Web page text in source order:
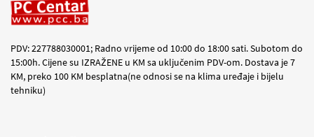
PDV: 227788030001; Radno vrijeme od 10:00 do 18:00 sati. Subotom do
15:00h. Cijene su IZRAŽENE u KM sa uključenim PDV-om. Dostava je 7
KM, preko 100 KM besplatna(ne odnosi se na klima uređaje i bijelu
tehniku)